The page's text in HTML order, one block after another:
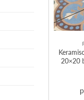
20×20